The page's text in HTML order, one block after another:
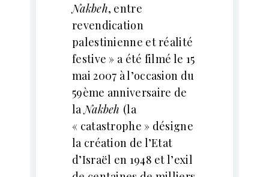
Nakbeh, entre
revendication
palestinienne et réalité
festive » a été filmé le 15
mai 2007 à l’occasion du
59ème anniversaire de
laNakbeh (la
« catastrophe » désigne
la création de l’Etat
d’Israël en 1948 et l’exil